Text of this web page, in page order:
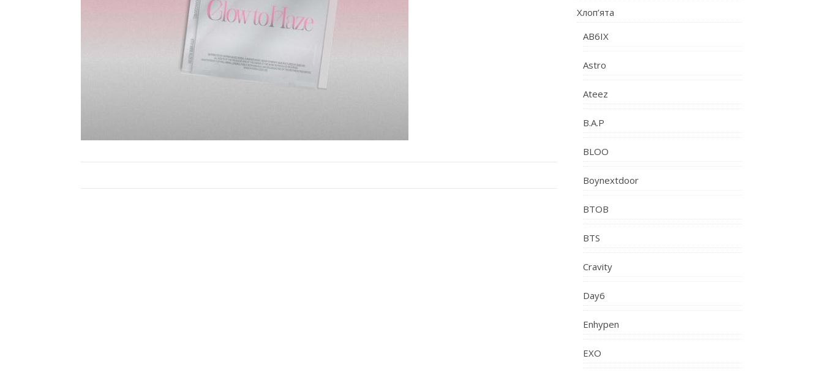
Хлоп’ята
AB6IX
Astro
Ateez
B.A.P
BLOO
Boynextdoor
BTOB
BTS
Cravity
Day6
Enhypen
EXO